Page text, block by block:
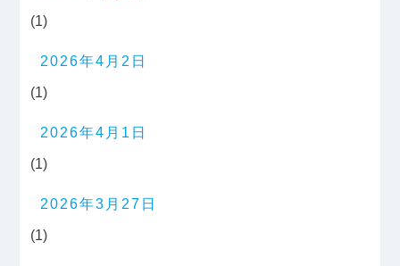
(1)
2026年4月2日
(1)
2026年4月1日
(1)
2026年3月27日
(1)